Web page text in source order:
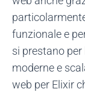
funzionale e
si prestano
moderne e
web per Elixir